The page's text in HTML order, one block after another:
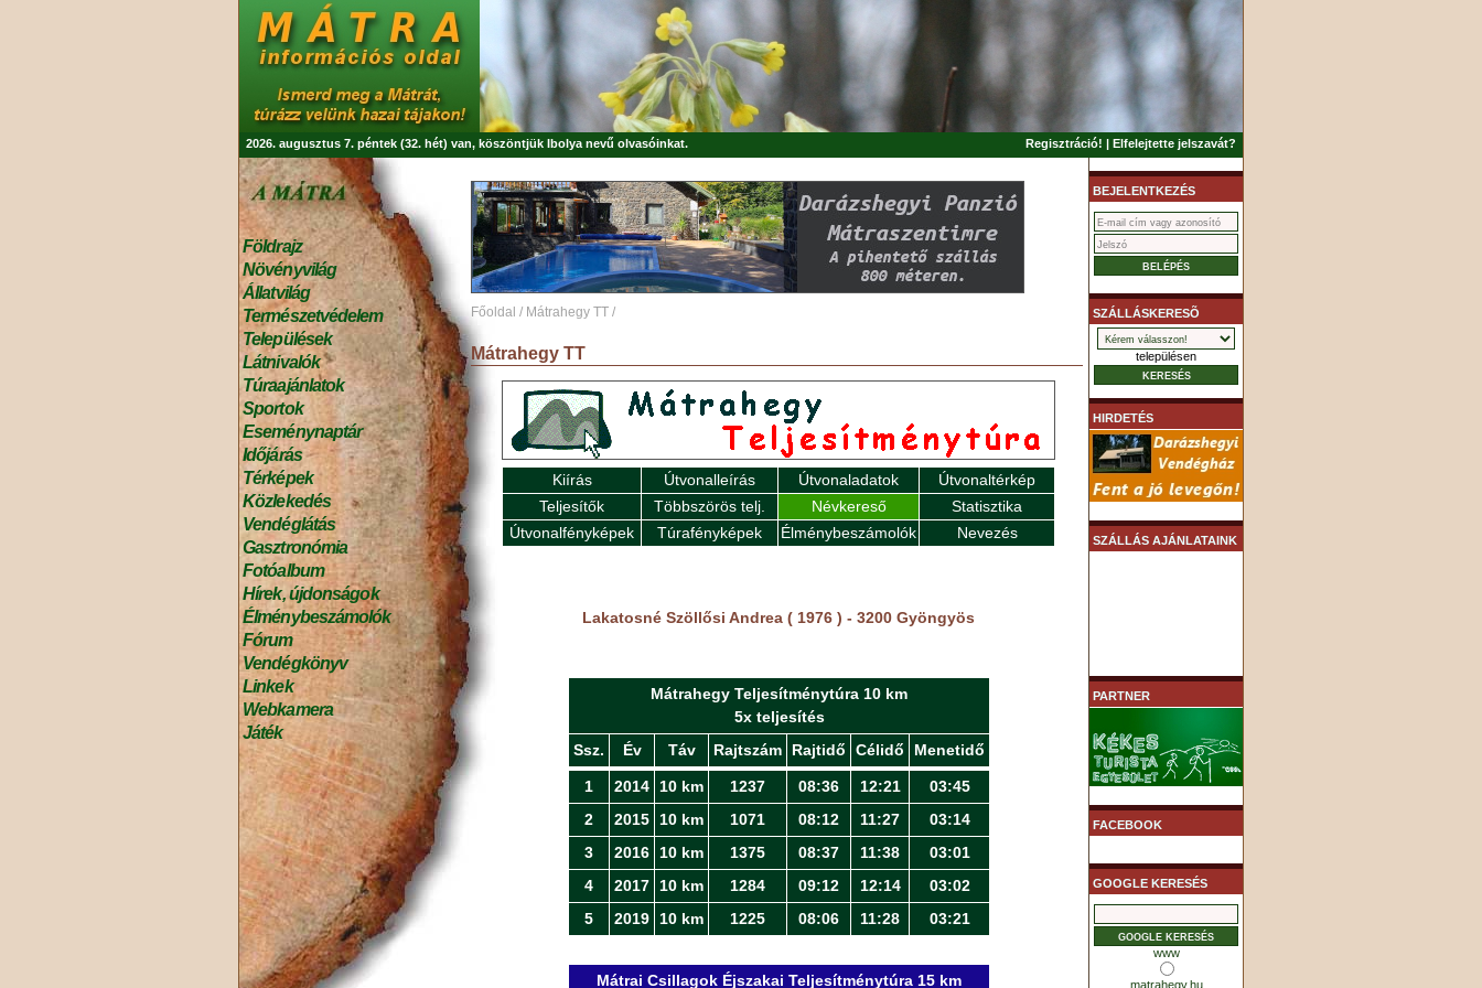
2026. augusztus 7. péntek (32. hét) van, köszöntjük Ibolya nevű olvasóinkat. Regisztráció! | Elfelejtette jelszavát?
Földrajz
Növényvilág
Állatvilág
Természetvédelem
Települések
Látnivalók
Túraajánlatok
Sportok
Eseménynaptár
Időjárás
Térképek
Közlekedés
Vendéglátás
Gasztronómia
Fotóalbum
Hírek, újdonságok
Élménybeszámolók
Fórum
Vendégkönyv
Linkek
Webkamera
Játék
Főoldal / Mátrahegy TT /
Mátrahegy TT
Kiírás Útvonalleírás Útvonaladatok
Útvonaltérkép
Teljesítők
Többszörös telj. Névkereső
Statisztika
Útvonalfényképek
Túrafényképek Élménybeszámolók Nevezés
Lakatosné Szöllősi Andrea ( 1976 ) - 3200 Gyöngyös
Mátrahegy Teljesítménytúra 10 km
5x teljesítés
Ssz.
Év Táv Rajtszám Rajtidő Célidő Menetidő
1 2014 10 km 1237 08:36 12:21
03:45
2
2015 10 km 1071 08:12 11:27
03:14
3
2016 10 km 1375 08:37 11:38
03:01
4
2017 10 km 1284 09:12 12:14
03:02
5
2019 10 km 1225 08:06 11:28 03:21
Mátrai Csillagok Éjszakai Teljesítménytúra 15 km
BEJELENTKEZÉS
SZÁLLÁSKERESÕ
településen
HIRDETÉS
SZÁLLÁS AJÁNLATAINK
PARTNER
FACEBOOK
GOOGLE KERESÉS
www
matrahegy.hu